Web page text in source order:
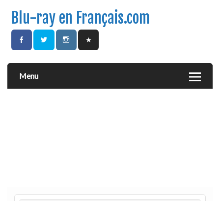
Blu-ray en Français.com
Menu